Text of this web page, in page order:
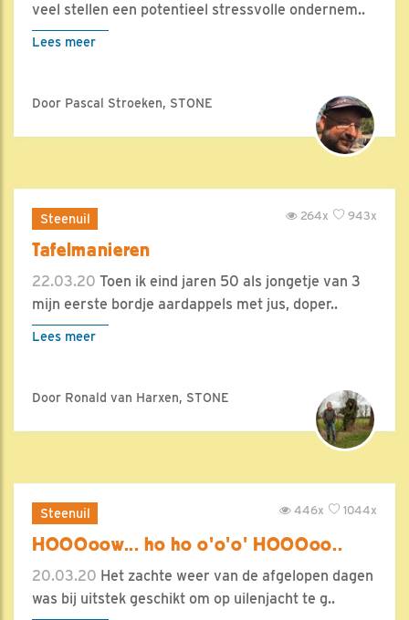
veel stellen een potentieel stressvolle ondernem..
Lees meer
Door Pascal Stroeken, STONE
Steenuil 943x
264x
Tafelmanieren
22.03.20 Toen ik eind jaren 50 als jongetje van 3
mijn eerste bordje aardappels met jus, doper..
Lees meer
Door Ronald van Harxen, STONE
Steenuil 1044x
446x
HOOOoow... ho ho o'o'o' HOOOoo..
20.03.20 Het zachte weer van de afgelopen dagen
was bij uitstek geschikt om op uilenjacht te g..